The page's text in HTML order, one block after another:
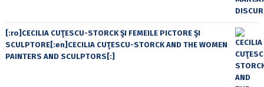
[:ro]CECILIA CUŢESCU-STORCK ŞI FEMEILE PICTORE ŞI
SCULPTORE[:en]CECILIA CUŢESCU-STORCK AND THE WOMEN
PAINTERS AND SCULPTORS[:]